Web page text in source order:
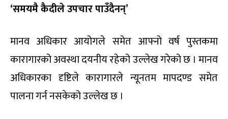
‘समयमै कैदीले उपचार पाउँदैनन्’
मानव अधिकार आयोगले समेत आफ्नो वर्ष पुस्तकमा
कारागारको अवस्था दयनीय रहेको उल्लेख गरेको छ । मानव
अधिकारका दृष्टिले कारागारले न्यूनतम मापदण्ड समेत
पालना गर्न नसकेको उल्लेख छ ।